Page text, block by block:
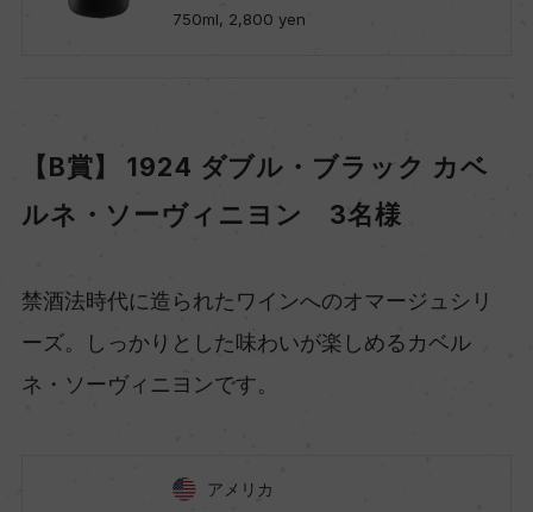
750ml, 2,800 yen
【B賞】 1924 ダブル・ブラック カベ
ルネ・ソーヴィニヨン 3名様
禁酒法時代に造られたワインへのオマージュシリ
ーズ。しっかりとした味わいが楽しめるカベル
ネ・ソーヴィニヨンです。
アメリカ